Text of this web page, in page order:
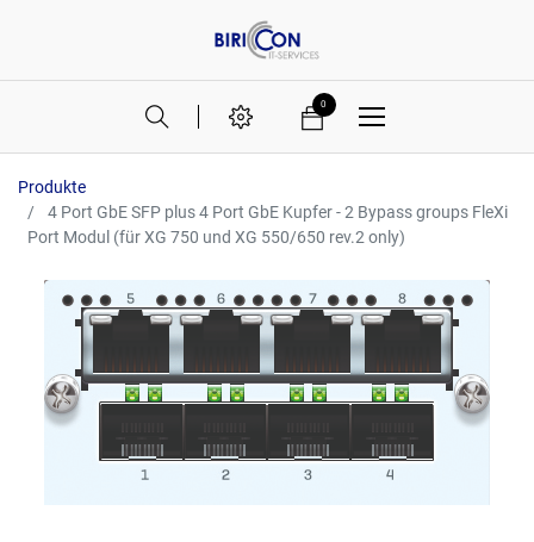
0
Produkte
4 Port GbE SFP plus 4 Port GbE Kupfer - 2 Bypass groups FleXi
Port Modul (für XG 750 und XG 550/650 rev.2 only)